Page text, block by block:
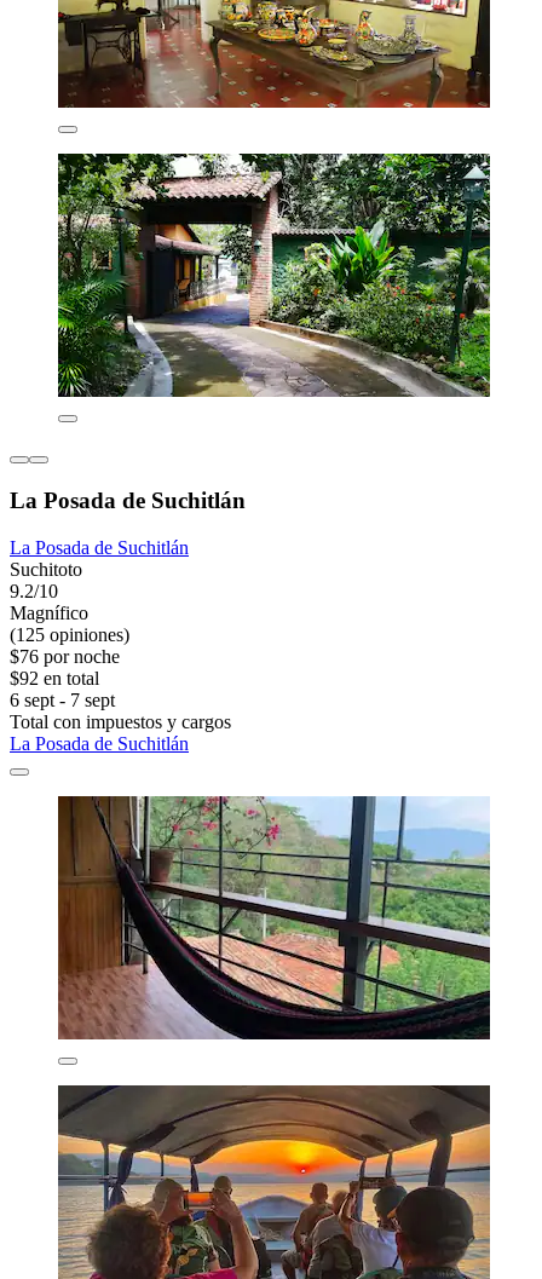
La Posada de Suchitlán
La Posada de Suchitlán
Suchitoto
9.2/10
Magnífico
(125 opiniones)
$76 por noche
$92 en total
6 sept - 7 sept
Total con impuestos y cargos
La Posada de Suchitlán